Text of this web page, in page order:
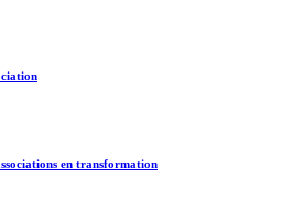
en transformation